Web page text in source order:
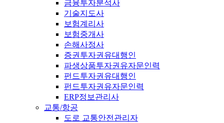
금융투자분석사
기술지도사
보험계리사
보험중개사
손해사정사
증권투자권유대행인
파생상품투자권유자문인력
펀드투자권유대행인
펀드투자권유자문인력
ERP정보관리사
교통/항공
도로 교통안전관리자